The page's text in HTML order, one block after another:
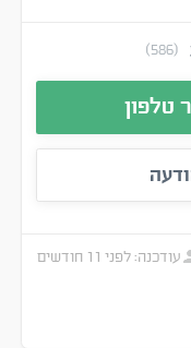
(586)
טלפון
עודכנה:לפני 11 חודשים